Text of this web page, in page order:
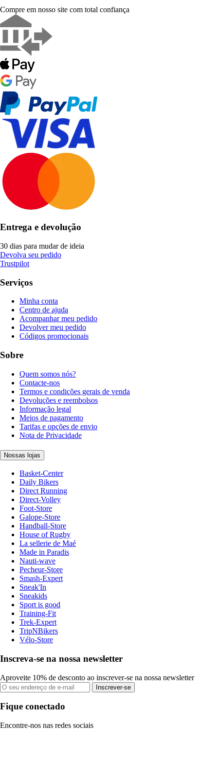
Compre em nosso site com total confiança
Entrega e devolução
30 dias para mudar de ideia
Devolva seu pedido
Trustpilot
Serviços
Minha conta
Centro de ajuda
Acompanhar meu pedido
Devolver meu pedido
Códigos promocionais
Sobre
Quem somos nós?
Contacte-nos
Termos e condições gerais de venda
Devoluções e reembolsos
Informação legal
Meios de pagamento
Tarifas e opções de envio
Nota de Privacidade
Nossas lojas
Basket-Center
Daily Bikers
Direct Running
Direct-Volley
Foot-Store
Galope-Store
Handball-Store
House of Rugby
La sellerie de Maé
Made in Paradis
Nauti-wave
Pecheur-Store
Smash-Expert
Sneak'In
Sneakids
Sport is good
Training-Fit
Trek-Expert
TripNBikers
Vélo-Store
Inscreva-se na nossa newsletter
Aproveite 10% de desconto ao inscrever-se na nossa newsletter
Inscrever-se
Fique conectado
Encontre-nos nas redes sociais